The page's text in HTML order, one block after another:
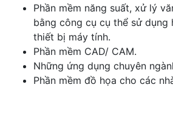
Phần mềm năng suất, xử lý
bằng công cụ cụ thể sử dụng
thiết bị máy tính.
Phần mềm CAD/ CAM.
Những ứng dụng chuyên
Phần mềm đồ họa cho các